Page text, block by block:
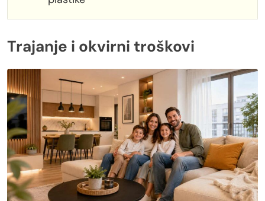
Trajanje i okvirni troškovi